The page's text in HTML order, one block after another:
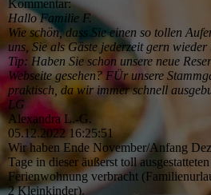
Kommentar:
Hallo Familie F.
Wie schön, dass Sie einen so tollen
uns, Sie als Gäste jederzeit gern
Tip: Haben Sie schon unsere neue
Webseite gesehen? FÜr unsere
praktisch, da wir immer schnell
LG
Alexandra L.-G.
05.12.2022 16:25:51
Wir haben Ende November/Anfang
Tage in dieser äußerst toll
Ferienwohnung verbracht
2 Kleinkinder).